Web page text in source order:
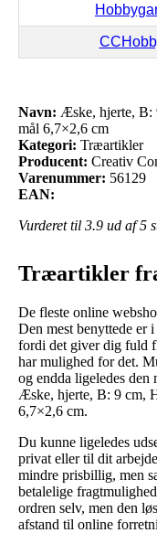
Navn: Æske, hjerte, B:
mål 6,7×2,6 cm
Kategori: Træartikler
Producent: Creativ
Varenummer: 56129
EAN:
Vurderet til 3.9 ud af 5
Træartikler
De fleste online
Den mest benyttede er
fordi det giver dig fuld
har mulighed for det.
og endda ligeledes
Æske, hjerte, B: 9 cm,
6,7×2,6 cm.
Du kunne ligeledes
privat eller til dit
mindre prisbillig, men
betalelige
ordren selv, men den
afstand til online